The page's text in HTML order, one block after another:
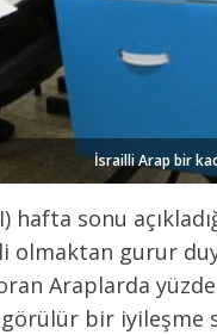
İsrailli Arap bir
sonu
olmaktan gurur
Araplarda
bir iyileşme